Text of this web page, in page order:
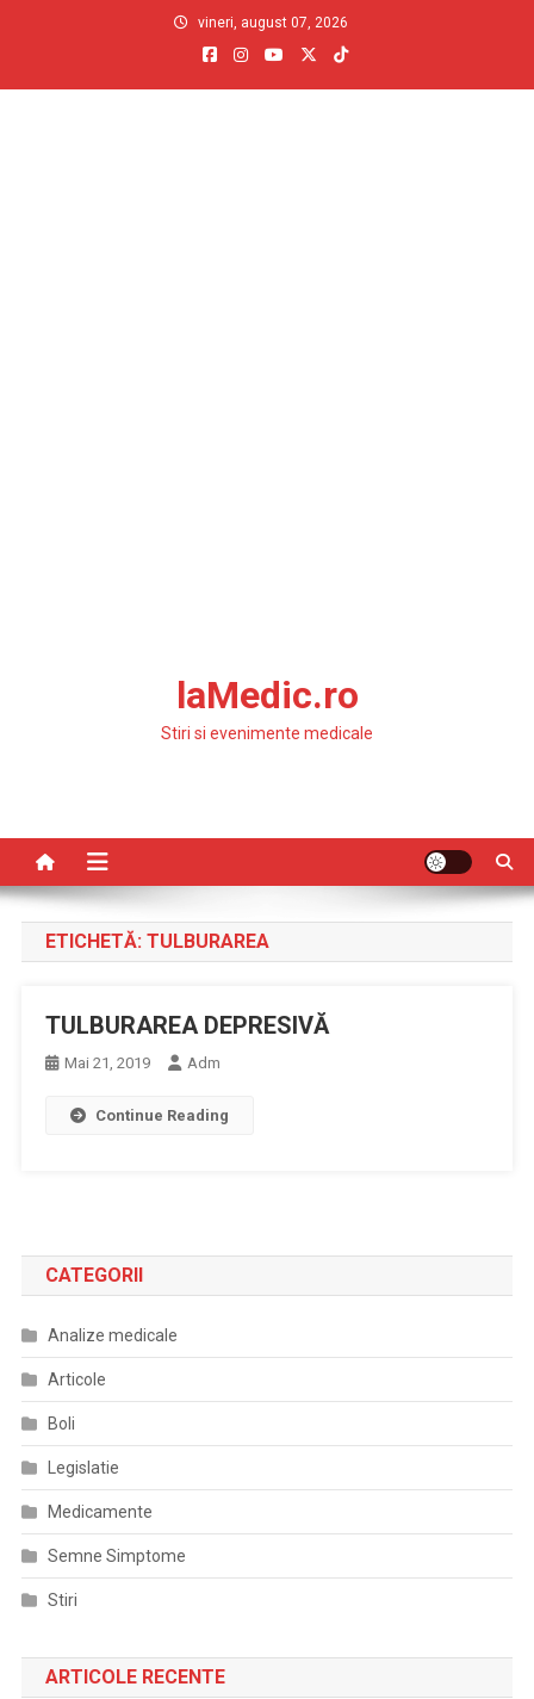
vineri, august 07, 2026
laMedic.ro
Stiri si evenimente medicale
ETICHETĂ: TULBURAREA
TULBURAREA DEPRESIVĂ
Mai 21, 2019 Adm
Continue Reading
CATEGORII
Analize medicale
Articole
Boli
Legislatie
Medicamente
Semne Simptome
Stiri
ARTICOLE RECENTE